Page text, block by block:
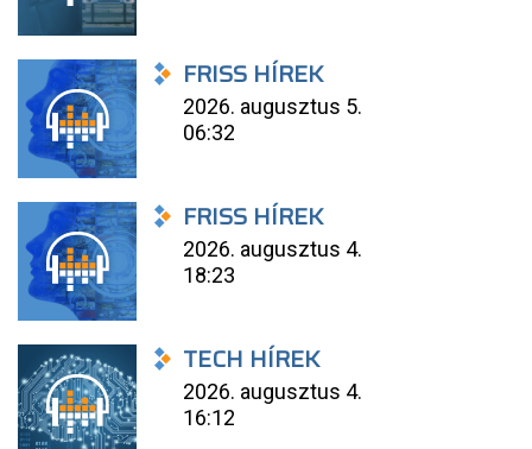
FRISS HÍREK
2026. augusztus 5.
06:32
FRISS HÍREK
2026. augusztus 4.
18:23
TECH HÍREK
2026. augusztus 4.
16:12